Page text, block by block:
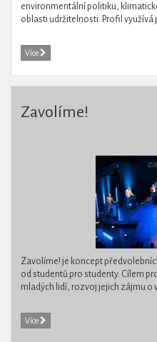
environmentální politiku,
oblasti udržitelnosti. Profil
Více
Zavolíme!
Zavolíme! je koncept
od studentů pro studenty. Cílem
mladých lidí, rozvoj jejich zájmu o
Více